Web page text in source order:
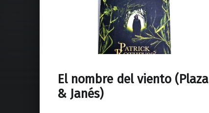
El nombre del viento (Plaza
& Janés)